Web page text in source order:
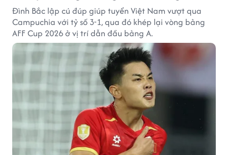
Đình Bắc lập cú đúp giúp tuyển Việt Nam vượt qua
Campuchia với tỷ số 3-1, qua đó khép lại vòng bảng
AFF Cup 2026 ở vị trí dẫn đầu bảng A.